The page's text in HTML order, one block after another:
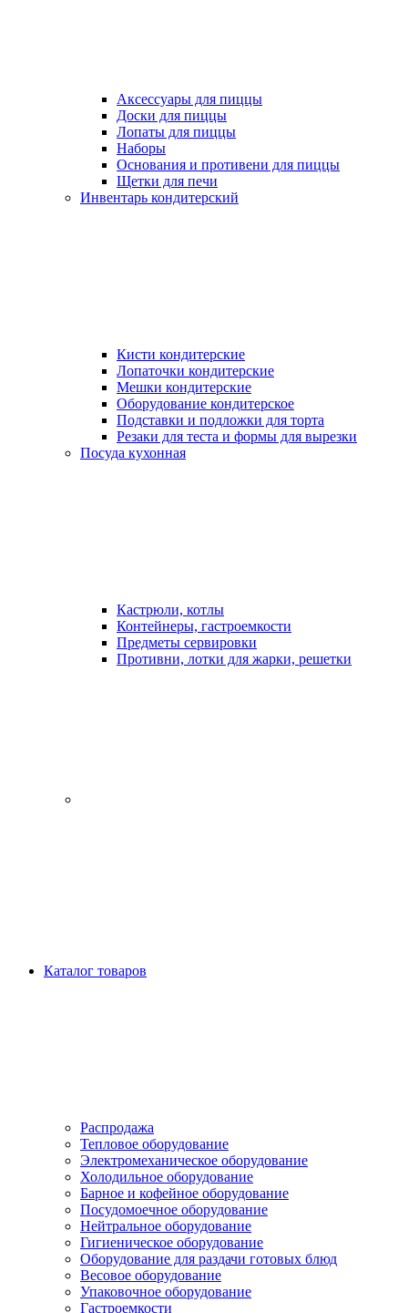
Аксессуары для пиццы
Доски для пиццы
Лопаты для пиццы
Наборы
Основания и противени для пиццы
Щетки для печи
Инвентарь кондитерский
Кисти кондитерские
Лопаточки кондитерские
Мешки кондитерские
Оборудование кондитерское
Подставки и подложки для торта
Резаки для теста и формы для вырезки
Посуда кухонная
Кастрюли, котлы
Контейнеры, гастроемкости
Предметы сервировки
Противни, лотки для жарки, решетки
Каталог товаров
Распродажа
Тепловое оборудование
Электромеханическое оборудование
Холодильное оборудование
Барное и кофейное оборудование
Посудомоечное оборудование
Нейтральное оборудование
Гигиеническое оборудование
Оборудование для раздачи готовых блюд
Весовое оборудование
Упаковочное оборудование
Гастроемкости